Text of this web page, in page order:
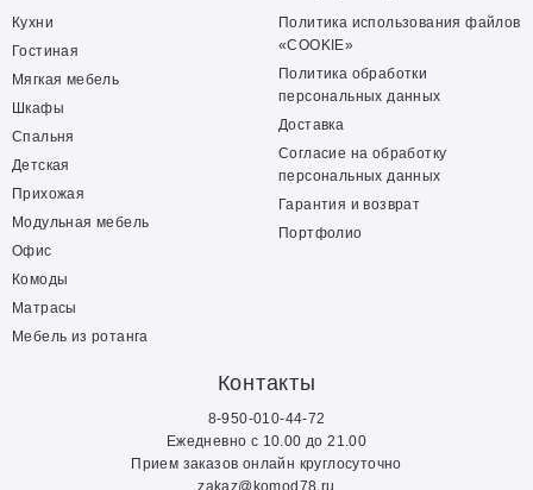
Кухни
Гостиная
Мягкая мебель
Шкафы
Спальня
Детская
Прихожая
Модульная мебель
Офис
Комоды
Матрасы
Мебель из ротанга
Политика использования файлов
«COOKIE»
Политика обработки
персональных данных
Доставка
Согласие на обработку
персональных данных
Гарантия и возврат
Портфолио
Контакты
8-950-010-44-72
Ежедневно с 10.00 до 21.00
Прием заказов онлайн круглосуточно
zakaz@komod78.ru